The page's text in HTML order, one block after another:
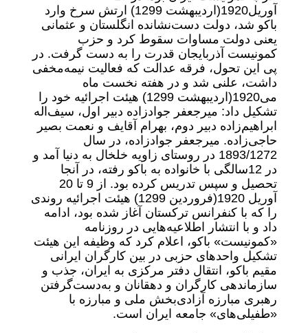
آوریل1920‌(اردیبهشت 1299) ارتش سرخ وارد
باکو شد، دولت دست‌نشانده انگلستان و عثمانی
یعنی دولت مساوات سقوط کرد و حزب
کمونیست آذربایجان قدرت را به دست گرفت. در
پی این تحول، فرقه عدالت که فعالیت نیمه‌مخفی
داشت، علنی شد و در هفته نخست ماه
می‌1920‌(اردیبهشت 1299) هیئت اجرائیه خود را
تشکیل داد: میرجعفر جوادزاده دبیر اول، سیف‌اله
ابراهیم‌زاده دبیر دوم، بهرام آقایف و نعمت بصیر
حاجی‌زاده. میرجعفر جوادزاده، در سال
1893/1272 در روستای زاویه خلخال به دنیا آمد و
در 12‌سالگی با خانواده به باکو رفته، در آنجا
تحصیل و سپس تدریس کرده بود. از 9 تا 20
آوریل 1920‌(فروردین 1299) هیئت اجرائیه روندی
را که با کنفرانس ترکستان آغاز شده بود، ادامه
داد و با انتشار اطلاعیه‌هایی در روزنامه
«کمونیست» باکو، اعلام کرد که وظیفه این هیئت
تشکیل واحدهای حزبی در بین کارگران ایرانی
مقیم باکو، انتقال دفتر مرکزی به ایران، جذب و
سازماندهی کارگران و دهقانان و به‌دست‌گرفتن
رهبری مبارزه آزادی‌بخش ملی و مبارزه با
«طفیلی‌های» جامعه ایران است.